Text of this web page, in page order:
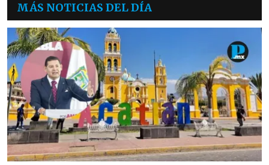
MÁS NOTICIAS DEL DÍA